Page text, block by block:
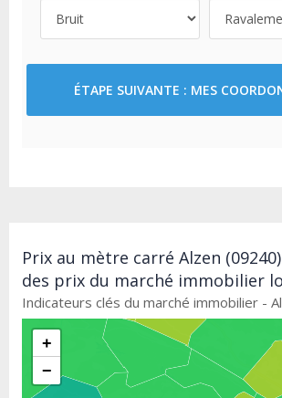
ÉTAPE SUIVANTE : MES
Prix au mètre carré Alzen
des prix du marché immobilier
Indicateurs clés du marché immobilier -
+
−